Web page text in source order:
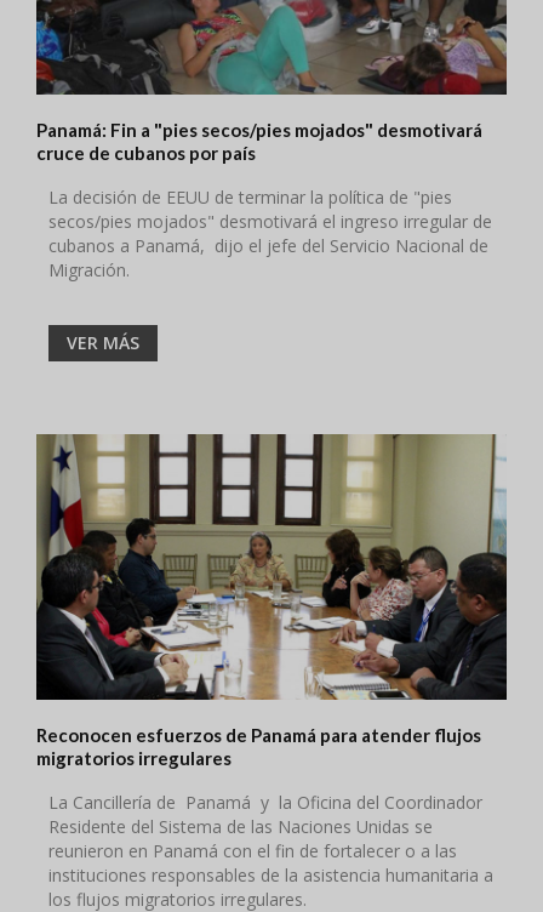
Panamá: Fin a "pies secos/pies mojados" desmotivará
cruce de cubanos por país
La decisión de EEUU de terminar la política de "pies
secos/pies mojados" desmotivará el ingreso irregular de
cubanos a Panamá, dijo el jefe del Servicio Nacional de
Migración.
VER MÁS
Reconocen esfuerzos de Panamá para atender flujos
migratorios irregulares
La Cancillería de Panamá y la Oficina del Coordinador
Residente del Sistema de las Naciones Unidas se
reunieron en Panamá con el fin de fortalecer o a las
instituciones responsables de la asistencia humanitaria a
los flujos migratorios irregulares.